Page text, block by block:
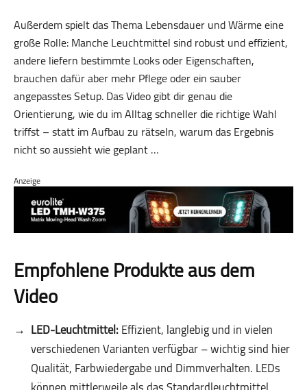
Außerdem spielt das Thema Lebensdauer und Wärme eine
große Rolle: Manche Leuchtmittel sind robust und effizient,
andere liefern bestimmte Looks oder Eigenschaften,
brauchen dafür aber mehr Pflege oder ein sauber
angepasstes Setup. Das Video gibt dir genau die
Orientierung, wie du im Alltag schneller die richtige Wahl
triffst – statt im Aufbau zu rätseln, warum das Ergebnis
nicht so aussieht wie geplant …
Anzeige
Empfohlene Produkte aus dem
Video
LED-Leuchtmittel:Effizient, langlebig und in vielen
verschiedenen Varianten verfügbar – wichtig sind hier
Qualität, Farbwiedergabe und Dimmverhalten. LEDs